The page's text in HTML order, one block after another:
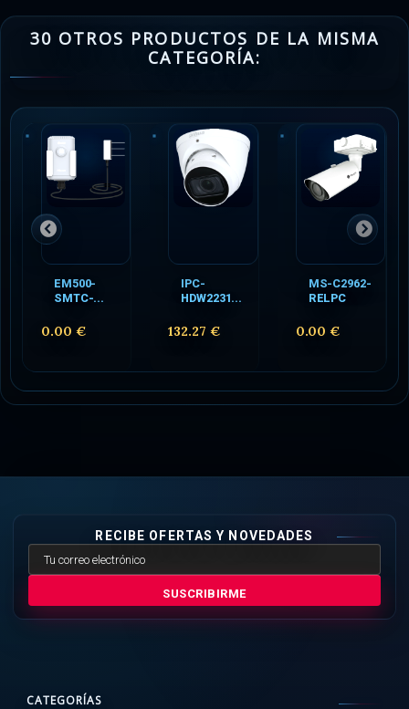
30 OTROS PRODUCTOS DE LA MISMA
CATEGORÍA:
EM500-
SMTC-...
0.00 €
IPC-
HDW2231...
132.27 €
MS-C2962-
RELPC
0.00 €
RECIBE OFERTAS Y NOVEDADES
SUSCRIBIRME
CATEGORÍAS